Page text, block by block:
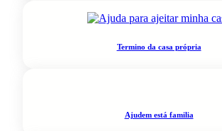
Termino da casa própria
Ajudem está familia